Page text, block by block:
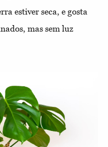
estiver seca, e gosta
mas sem luz